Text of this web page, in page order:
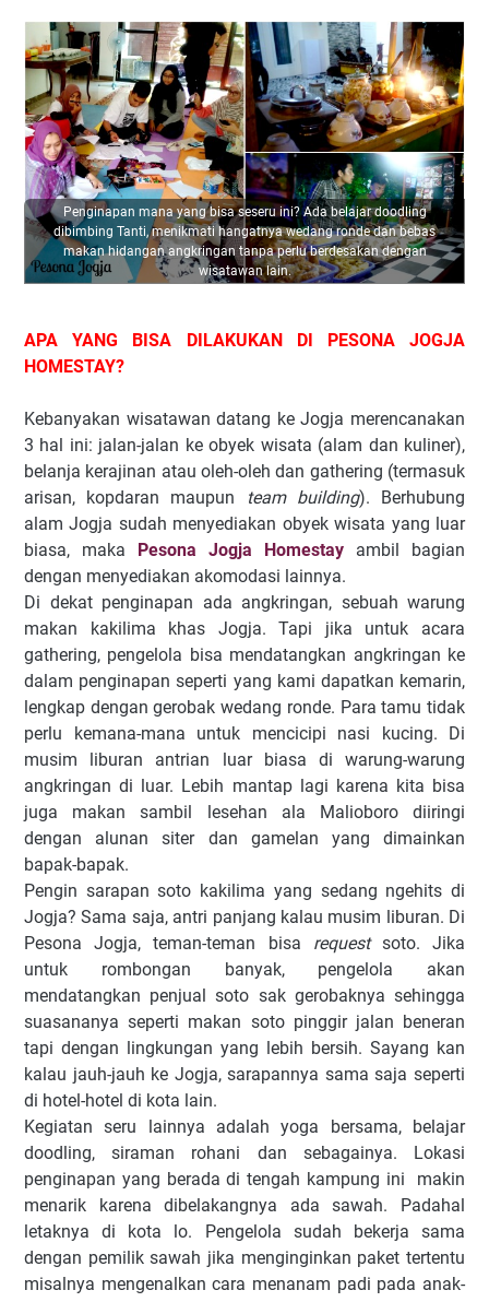
Penginapan mana yang bisa seseru ini? Ada belajar doodling
dibimbing Tanti, menikmati hangatnya wedang ronde dan bebas
makan hidangan angkringan tanpa perlu berdesakan dengan
wisatawan lain.
APA YANG BISA DILAKUKAN DI PESONA JOGJA
HOMESTAY?
Kebanyakan wisatawan datang ke Jogja merencanakan
3 hal ini: jalan-jalan ke obyek wisata (alam dan kuliner),
belanja kerajinan atau oleh-oleh dan gathering (termasuk
arisan, kopdaran maupun
team building). Berhubung
alam Jogja sudah menyediakan obyek wisata yang luar
biasa, maka Pesona Jogja Homestay ambil bagian
dengan menyediakan akomodasi lainnya.
Di dekat penginapan ada angkringan, sebuah warung
makan kakilima khas Jogja. Tapi jika untuk acara
gathering, pengelola bisa mendatangkan angkringan ke
dalam penginapan seperti yang kami dapatkan kemarin,
lengkap dengan gerobak wedang ronde. Para tamu tidak
perlu kemana-mana untuk mencicipi nasi kucing. Di
musim liburan antrian luar biasa di warung-warung
angkringan di luar. Lebih mantap lagi karena kita bisa
juga makan sambil lesehan ala Malioboro diiringi
dengan alunan siter dan gamelan yang dimainkan
bapak-bapak.
Pengin sarapan soto kakilima yang sedang ngehits di
Jogja? Sama saja, antri panjang kalau musim liburan. Di
Pesona Jogja, teman-teman bisa requestsoto. Jika
untuk rombongan banyak, pengelola akan
mendatangkan penjual soto sak gerobaknya sehingga
suasananya seperti makan soto pinggir jalan beneran
tapi dengan lingkungan yang lebih bersih. Sayang kan
kalau jauh-jauh ke Jogja, sarapannya sama saja seperti
di hotel-hotel di kota lain.
Kegiatan seru lainnya adalah yoga bersama, belajar
doodling, siraman rohani dan sebagainya. Lokasi
penginapan yang berada di tengah kampung ini makin
menarik karena dibelakangnya ada sawah. Padahal
letaknya di kota lo. Pengelola sudah bekerja sama
dengan pemilik sawah jika menginginkan paket tertentu
misalnya mengenalkan cara menanam padi pada anak-